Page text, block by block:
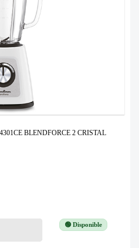
BLENDFORCE 2 CRISTAL
🟢 Disponible